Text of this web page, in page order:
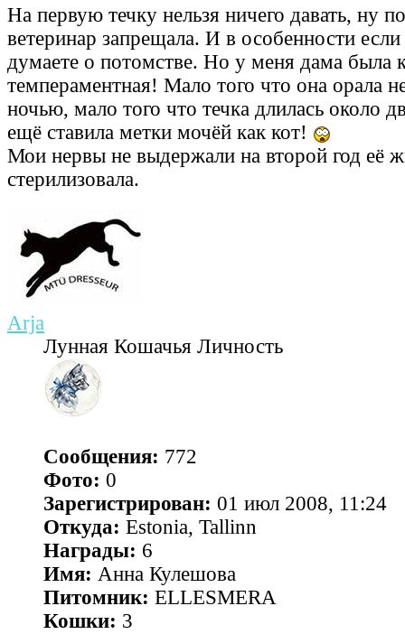
На первую течку нельзя ничего давать, ну
ветеринар запрещала. И в особенности
думаете о потомстве. Но у меня дама была
темпераментная! Мало того что она орала
ночью, мало того что течка длилась около
ещё ставила метки мочёй как кот!
Мои нервы не выдержали на второй год её
стерилизовала.
Arja
Лунная Кошачья Личность
Сообщения: 772
Фото: 0
Зарегистрирован: 01 июл 2008, 11:24
Откуда: Estonia, Tallinn
Награды: 6
Имя: Анна Кулешова
Питомник: ELLESMERA
Кошки: 3